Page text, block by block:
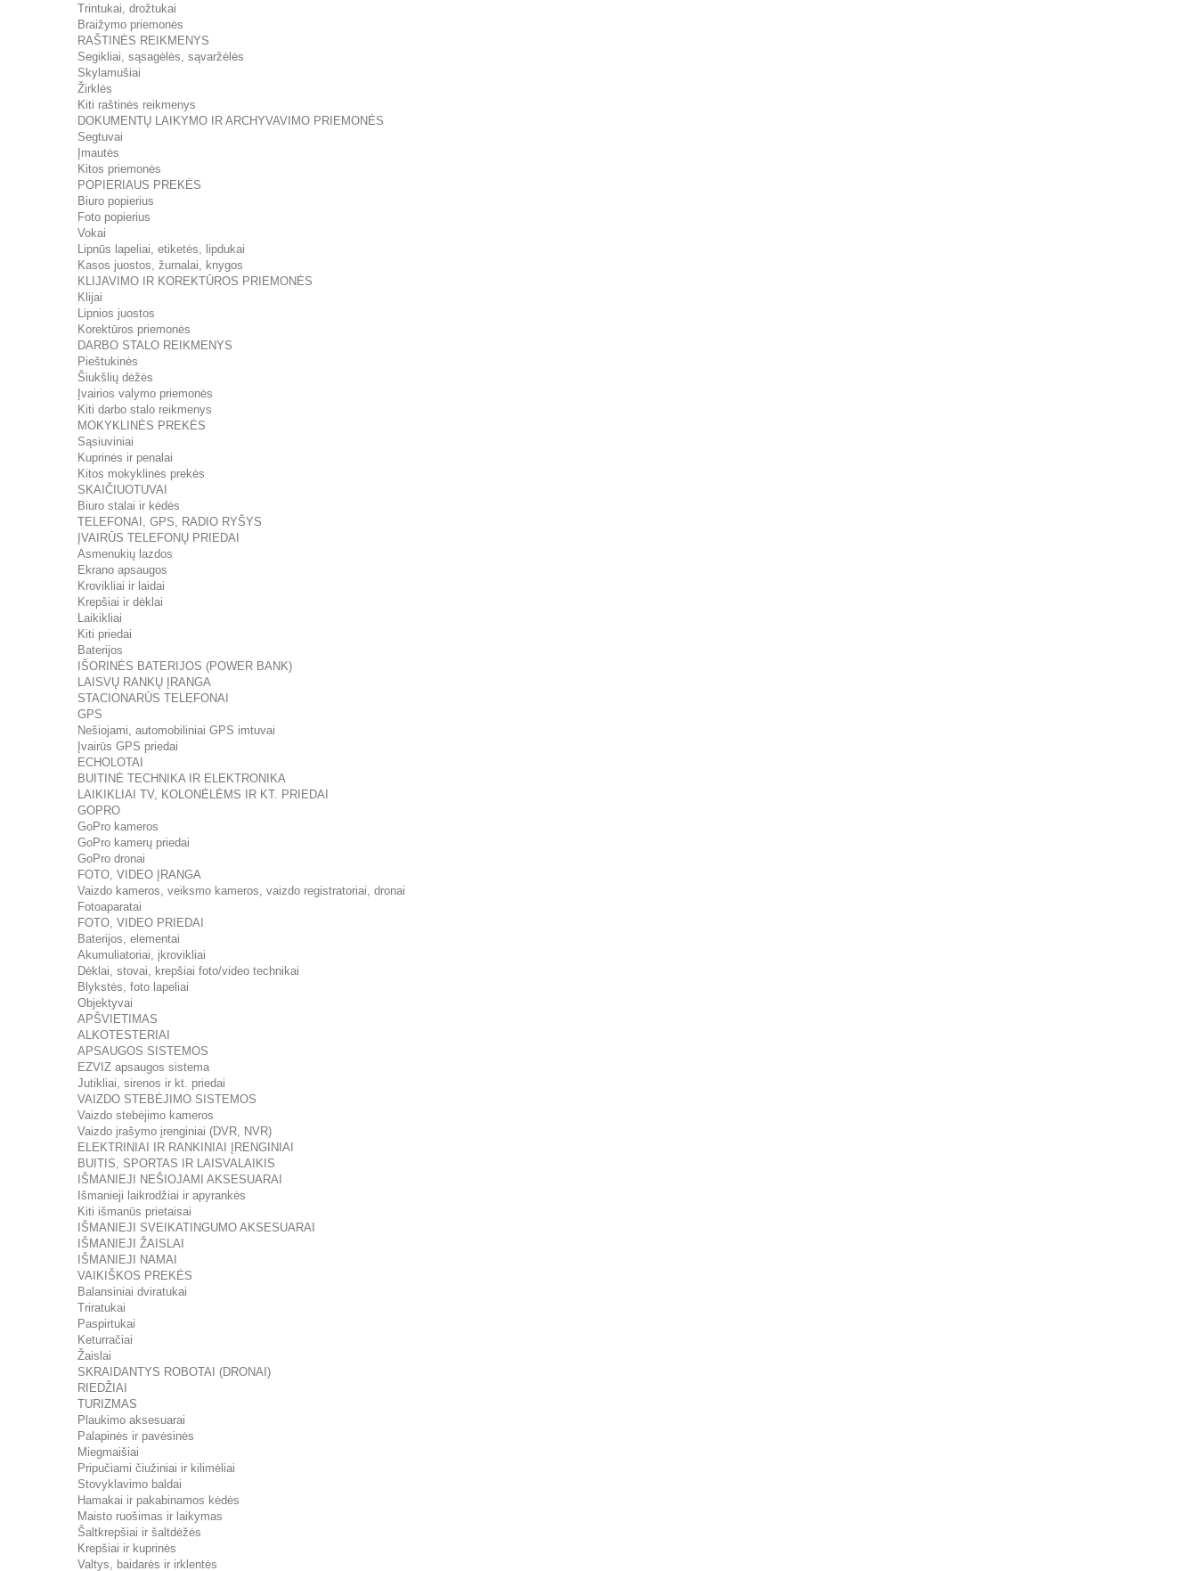
Trintukai, drožtukai
Braižymo priemonės
RAŠTINĖS REIKMENYS
Segikliai, sąsagėlės, sąvaržėlės
Skylamušiai
Žirklės
Kiti raštinės reikmenys
DOKUMENTŲ LAIKYMO IR ARCHYVAVIMO PRIEMONĖS
Segtuvai
Įmautės
Kitos priemonės
POPIERIAUS PREKĖS
Biuro popierius
Foto popierius
Vokai
Lipnūs lapeliai, etiketės, lipdukai
Kasos juostos, žurnalai, knygos
KLIJAVIMO IR KOREKTŪROS PRIEMONĖS
Klijai
Lipnios juostos
Korektūros priemonės
DARBO STALO REIKMENYS
Pieštukinės
Šiukšlių dėžės
Įvairios valymo priemonės
Kiti darbo stalo reikmenys
MOKYKLINĖS PREKĖS
Sąsiuviniai
Kuprinės ir penalai
Kitos mokyklinės prekės
SKAIČIUOTUVAI
Biuro stalai ir kėdės
TELEFONAI, GPS, RADIO RYŠYS
ĮVAIRŪS TELEFONŲ PRIEDAI
Asmenukių lazdos
Ekrano apsaugos
Krovikliai ir laidai
Krepšiai ir dėklai
Laikikliai
Kiti priedai
Baterijos
IŠORINĖS BATERIJOS (POWER BANK)
LAISVŲ RANKŲ ĮRANGA
STACIONARŪS TELEFONAI
GPS
Nešiojami, automobiliniai GPS imtuvai
Įvairūs GPS priedai
ECHOLOTAI
BUITINĖ TECHNIKA IR ELEKTRONIKA
LAIKIKLIAI TV, KOLONĖLĖMS IR KT. PRIEDAI
GOPRO
GoPro kameros
GoPro kamerų priedai
GoPro dronai
FOTO, VIDEO ĮRANGA
Vaizdo kameros, veiksmo kameros, vaizdo registratoriai, dronai
Fotoaparatai
FOTO, VIDEO PRIEDAI
Baterijos, elementai
Akumuliatoriai, įkrovikliai
Dėklai, stovai, krepšiai foto/video technikai
Blykstės, foto lapeliai
Objektyvai
APŠVIETIMAS
ALKOTESTERIAI
APSAUGOS SISTEMOS
EZVIZ apsaugos sistema
Jutikliai, sirenos ir kt. priedai
VAIZDO STEBĖJIMO SISTEMOS
Vaizdo stebėjimo kameros
Vaizdo įrašymo įrenginiai (DVR, NVR)
ELEKTRINIAI IR RANKINIAI ĮRENGINIAI
BUITIS, SPORTAS IR LAISVALAIKIS
IŠMANIEJI NEŠIOJAMI AKSESUARAI
Išmanieji laikrodžiai ir apyrankės
Kiti išmanūs prietaisai
IŠMANIEJI SVEIKATINGUMO AKSESUARAI
IŠMANIEJI ŽAISLAI
IŠMANIEJI NAMAI
VAIKIŠKOS PREKĖS
Balansiniai dviratukai
Triratukai
Paspirtukai
Keturračiai
Žaislai
SKRAIDANTYS ROBOTAI (DRONAI)
RIEDŽIAI
TURIZMAS
Plaukimo aksesuarai
Palapinės ir pavėsinės
Miegmaišiai
Pripučiami čiužiniai ir kilimėliai
Stovyklavimo baldai
Hamakai ir pakabinamos kėdės
Maisto ruošimas ir laikymas
Šaltkrepšiai ir šaltdėžės
Krepšiai ir kuprinės
Valtys, baidarės ir irklentės